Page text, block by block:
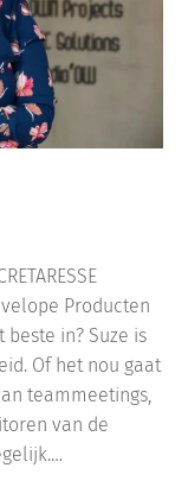
Producten
beste in? Suze is
Of het nou gaat
teammeetings,
van de